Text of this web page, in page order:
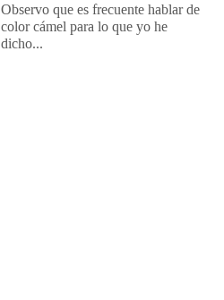
Observo que es frecuente hablar de
color cámel para lo que yo he
dicho...